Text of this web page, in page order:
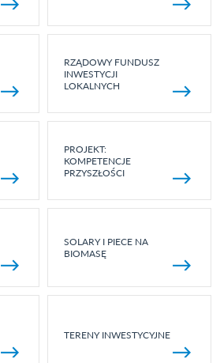
RZĄDOWY FUNDUSZ
INWESTYCJI
LOKALNYCH
PROJEKT:
KOMPETENCJE
PRZYSZŁOŚCI
SOLARY I PIECE NA
BIOMASĘ
TERENY INWESTYCYJNE